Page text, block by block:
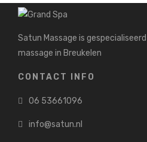
Satun Massage is
massage in Breukelen
CONTACT INFO
06 53661096
info@satun.nl